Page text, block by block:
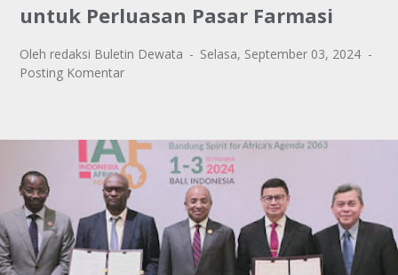
untuk Perluasan Pasar Farmasi
Oleh redaksi Buletin Dewata
Selasa, September 03, 2024
Posting Komentar